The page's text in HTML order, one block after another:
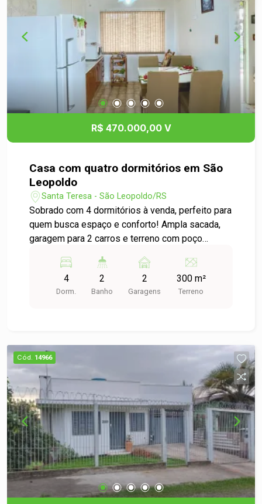
R$ 470.000,00 V
Casa com quatro dormitórios em São
Leopoldo
Santa Teresa - São Leopoldo/RS
Sobrado com 4 dormitórios à venda, perfeito para
quem busca espaço e conforto! Ampla sacada,
garagem para 2 carros e terreno com poço
deseja viver em meio à natureza, sem abrir mão
da praticidade. Agende sua visita e aproveite
essa oportunidade!
4
Dorm.
2
Banho
2
Garagens
300 m²
Terreno
Cód. 14966